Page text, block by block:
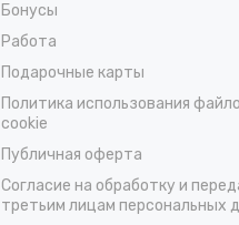
Бонусы
Работа
Подарочные карты
Политика использования
cookie
Публичная оферта
Согласие на обработку и
третьим лицам персональных